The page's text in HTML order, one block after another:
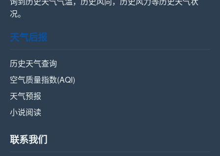
况。
天气后报
历史天气查询
空气质量指数(AQI)
天气预报
小说阅读
联系我们